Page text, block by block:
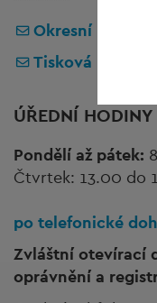
Okresní úřad
Tisková kancelář
ÚŘEDNÍ HODINY
Pondělí až pátek:
Čtvrtek: 13.00 do
po telefonické
Zvláštní otevírací
oprávnění a